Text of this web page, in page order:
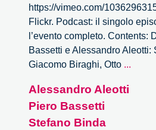
https://vimeo.com/
Flickr. Podcast: il singolo
l’evento completo. Contents:
Bassetti e Alessandro Aleotti:
Giacomo Biraghi, Otto ...
Alessandro Aleotti
Piero Bassetti
Stefano Binda